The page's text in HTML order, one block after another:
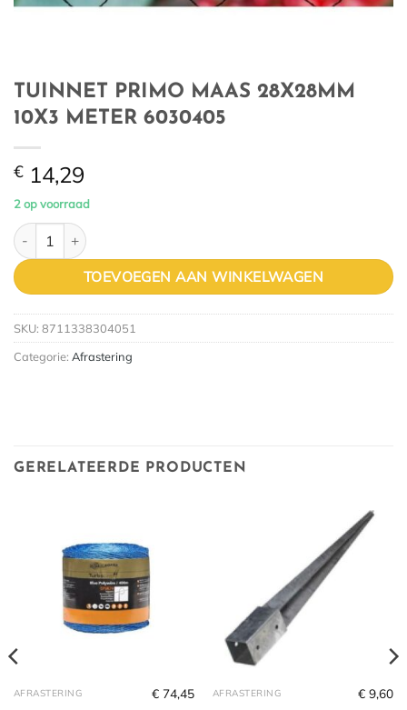
TUINNET PRIMO MAAS 28X28MM
10X3 METER 6030405
€ 14,29
2 op voorraad
TUINNET PRIMO MAAS 28X28MM 10X3 METER 6030405
TOEVOEGEN AAN WINKELWAGEN
SKU: 8711338304051
Categorie: Afrastering
GERELATEERDE PRODUCTEN
AFRASTERING € 74,45 AFRASTERING € 9,60